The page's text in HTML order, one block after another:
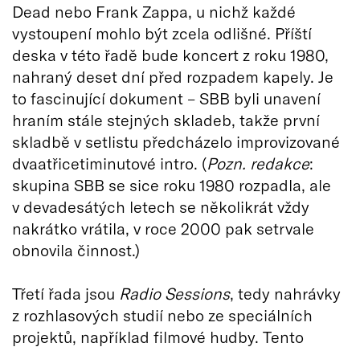
Dead nebo Frank Zappa, u nichž každé
vystoupení mohlo být zcela odlišné. Příští
deska v této řadě bude koncert z roku 1980,
nahraný deset dní před rozpadem kapely. Je
to fascinující dokument – SBB byli unavení
hraním stále stejných skladeb, takže první
skladbě v setlistu předcházelo improvizované
dvaatřicetiminutové intro. (Pozn. redakce:
skupina SBB se sice roku 1980 rozpadla, ale
v devadesátých letech se několikrát vždy
nakrátko vrátila, v roce 2000 pak setrvale
obnovila činnost.)
Třetí řada jsou Radio Sessions, tedy nahrávky
z rozhlasových studií nebo ze speciálních
projektů, například filmové hudby. Tento